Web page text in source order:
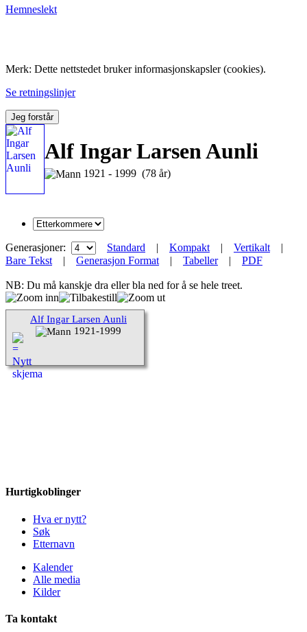
Hemneslekt
Merk: Dette nettstedet bruker informasjonskapsler (cookies).
Se retningslinjer
Jeg forstår
Alf Ingar Larsen Aunli
1921 - 1999 (78 år)
Generasjoner: Standard | Kompakt | Vertikalt |
Bare Tekst | Generasjon Format | Tabeller| PDF
NB: Du må kanskje dra eller bla ned for å se hele treet.
Alf Ingar Larsen Aunli
1921-1999
Hurtigkoblinger
Hva er nytt?
Søk
Etternavn
Kalender
Alle media
Kilder
Ta kontakt